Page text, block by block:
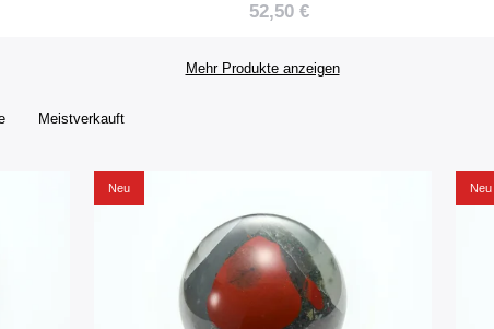
Südafrika
52,50 €
Mehr Produkte anzeigen
Meistverkauft
Neu Neu